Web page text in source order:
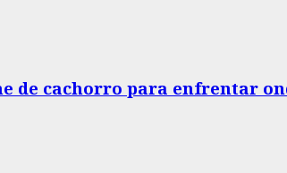
de cachorro para enfrentar